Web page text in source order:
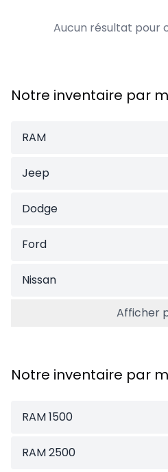
Aucun résultat pour
Notre inventaire par
RAM
Jeep
Dodge
Ford
Nissan
Afficher
Notre inventaire par
RAM 1500
RAM 2500